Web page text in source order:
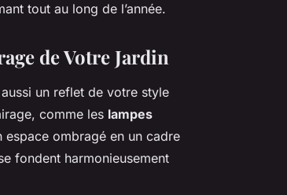
tout au long de l’année.
de Votre Jardin
un reflet de votre style
comme les lampes
espace ombragé en un cadre
fondent harmonieusement